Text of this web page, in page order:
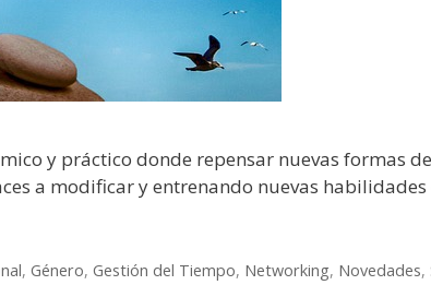
y práctico donde repensar nuevas formas
a modificar y entrenando nuevas
, Género, Gestión del Tiempo, Networking, Novedades,